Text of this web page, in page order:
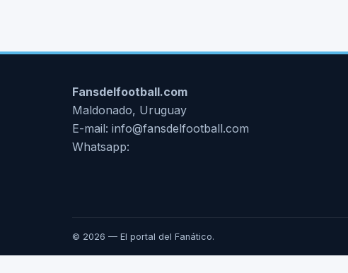
Fansdelfootball.com
Maldonado, Uruguay
E-mail: info@fansdelfootball.com
Whatsapp:
© 2026 — El portal del Fanático.